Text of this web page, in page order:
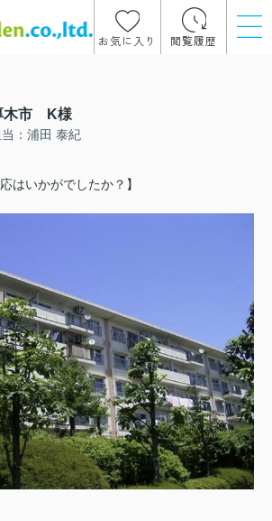
お気に入り 閲覧履歴
木市 K様
：浦田 泰紀
はいかがでしたか？】